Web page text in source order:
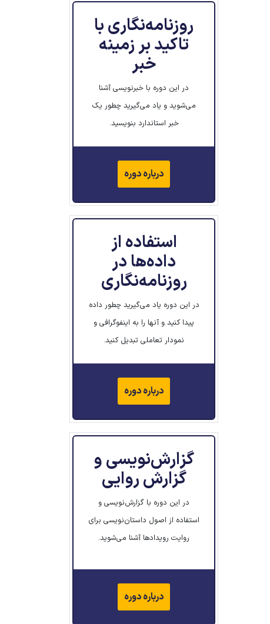
روزنامه‌نگاری با
تاکید بر زمینه
خبر
در این دوره با خبرنویسی آشنا
می‌شوید و یاد می‌گیرید چطور یک
خبر استاندارد بنویسید.
درباره دوره
استفاده از
داده‌ها در
روزنامه‌نگاری
در این دوره یاد می‌گیرید چطور داده
پیدا کنید و آنها را به اینفوگرافی و
نمودار تعاملی تبدیل کنید.
درباره دوره
گزارش‌نویسی و
گزارش روایی
در این دوره با گزارش‌نویسی و
استفاده از اصول داستان‌نویسی برای
روایت رویدادها آشنا می‌شوید.
درباره دوره